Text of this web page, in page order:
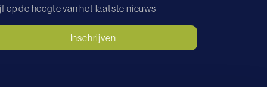
op de hoogte van het laatste nieuws
Inschrijven